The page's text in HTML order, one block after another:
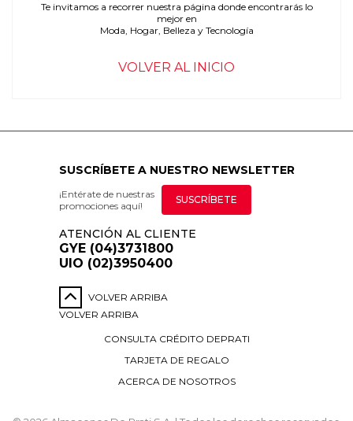
Te invitamos a recorrer nuestra página donde encontrarás lo
mejor en
Moda, Hogar, Belleza y Tecnología
VOLVER AL INICIO
SUSCRÍBETE A NUESTRO NEWSLETTER
¡Entérate de nuestras
promociones aquí!
SUSCRÍBETE
ATENCIÓN AL CLIENTE
GYE (04)3731800
UIO (02)3950400
VOLVER ARRIBA
VOLVER ARRIBA
CONSULTA CRÉDITO DEPRATI
TARJETA DE REGALO
ACERCA DE NOSOTROS